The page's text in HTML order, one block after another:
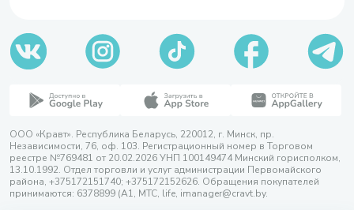
ООО «Кравт». Республика Беларусь, 220012, г. Минск, пр.
Независимости, 76, оф. 103. Регистрационный номер в Торговом
реестре №769481 от 20.02.2026 УНП 100149474 Минский горисполком,
13.10.1992. Отдел торговли и услуг администрации Первомайского
района, +375172151740; +375172152626. Обращения покупателей
принимаются: 6378899 (А1, МТС, life, imanager@cravt.by.